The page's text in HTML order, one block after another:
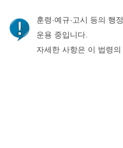
훈령·예규·고시 등의 행
운용 중입니다.
자세한 사항은 이 법령